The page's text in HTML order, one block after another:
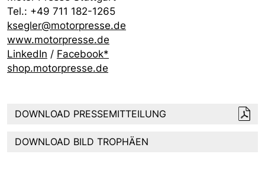
Tel.: +49 711 182-1265
ksegler@motorpresse.de
www.motorpresse.de
LinkedIn / Facebook*
shop.motorpresse.de
DOWNLOAD PRESSEMITTEILUNG
DOWNLOAD BILD TROPHÄEN